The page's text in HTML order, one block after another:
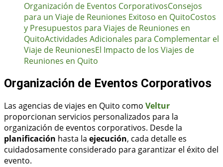
Organización de Eventos CorporativosConsejos
para un Viaje de Reuniones Exitoso en QuitoCostos
y Presupuestos para Viajes de Reuniones en
QuitoActividades Adicionales para Complementar el
Viaje de ReunionesEl Impacto de los Viajes de
Reuniones en Quito
Organización de Eventos Corporativos
Las agencias de viajes en Quito como Veltur
proporcionan servicios personalizados para la
organización de eventos corporativos. Desde la
planificación hasta la ejecución, cada detalle es
cuidadosamente considerado para garantizar el éxito del
evento.